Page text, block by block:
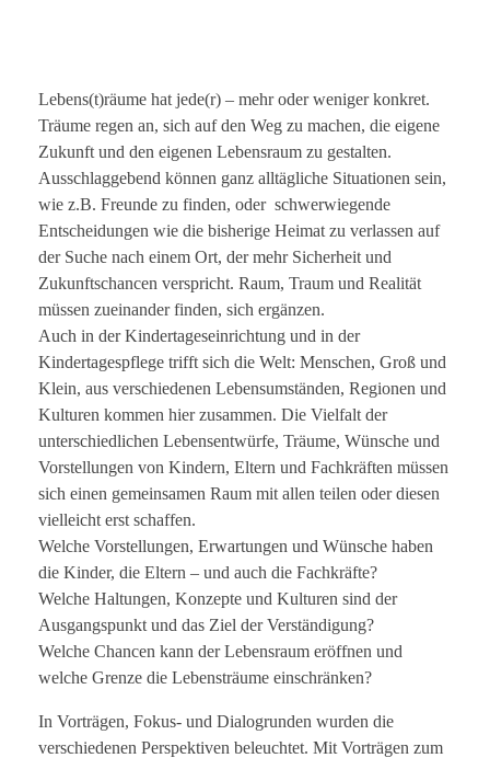
Lebens(t)räume hat jede(r) – mehr oder weniger konkret.
Träume regen an, sich auf den Weg zu machen, die eigene
Zukunft und den eigenen Lebensraum zu gestalten.
Ausschlaggebend können ganz alltägliche Situationen sein,
wie z.B. Freunde zu finden, oder schwerwiegende
Entscheidungen wie die bisherige Heimat zu verlassen auf
der Suche nach einem Ort, der mehr Sicherheit und
Zukunftschancen verspricht. Raum, Traum und Realität
müssen zueinander finden, sich ergänzen.
Auch in der Kindertageseinrichtung und in der
Kindertagespflege trifft sich die Welt: Menschen, Groß und
Klein, aus verschiedenen Lebensumständen, Regionen und
Kulturen kommen hier zusammen. Die Vielfalt der
unterschiedlichen Lebensentwürfe, Träume, Wünsche und
Vorstellungen von Kindern, Eltern und Fachkräften müssen
sich einen gemeinsamen Raum mit allen teilen oder diesen
vielleicht erst schaffen.
Welche Vorstellungen, Erwartungen und Wünsche haben
die Kinder, die Eltern – und auch die Fachkräfte?
Welche Haltungen, Konzepte und Kulturen sind der
Ausgangspunkt und das Ziel der Verständigung?
Welche Chancen kann der Lebensraum eröffnen und
welche Grenze die Lebensträume einschränken?
In Vorträgen, Fokus- und Dialogrunden wurden die
verschiedenen Perspektiven beleuchtet. Mit Vorträgen zum